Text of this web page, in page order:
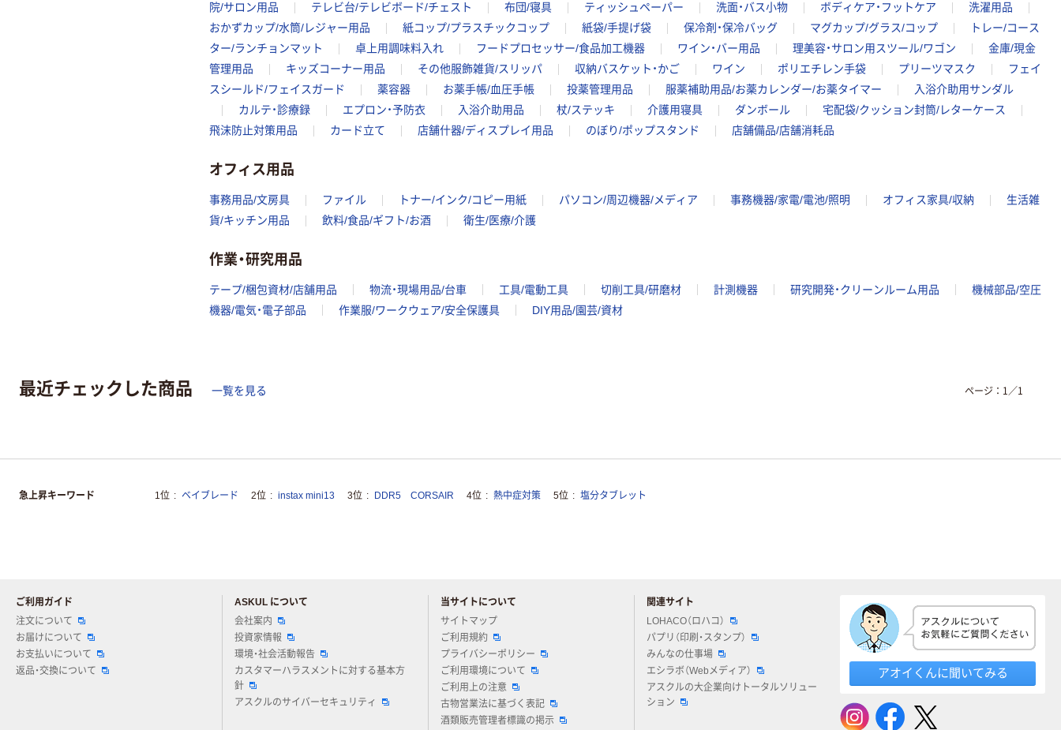
院/サロン用品
テレビ台/テレビボード/チェスト 布団/寝具 ティッシュペーパー 洗面・バス小物 ボディケア・フットケア
洗濯用品
おかずカップ/水筒/レジャー用品
紙コップ/プラスチックコップ 紙袋/手提げ袋 保冷剤・保冷バッグ マグカップ/グラス/コップ
トレー/コース
ター/ランチョンマット
卓上用調味料入れ フードプロセッサー/食品加工機器 ワイン・バー用品 理美容・サロン用スツール/ワゴン
金庫/現金
管理用品
キッズコーナー用品 その他服飾雑貨/スリッパ 収納バスケット・かご ワイン ポリエチレン手袋 プリーツマスク
フェイ
スシールド/フェイスガード
薬容器 お薬手帳/血圧手帳 投薬管理用品 服薬補助用品/お薬カレンダー/お薬タイマー
入浴介助用サンダル
カルテ・診療録
エプロン・予防衣 入浴介助用品 杖/ステッキ 介護用寝具 ダンボール
宅配袋/クッション封筒/レターケース
飛沫防止対策用品
カード立て 店舗什器/ディスプレイ用品 のぼり/ポップスタンド 店舗備品/店舗消耗品
オフィス用品
事務用品/文房具 ファイル トナー/インク/コピー用紙 パソコン/周辺機器/メディア 事務機器/家電/電池/照明 オフィス家具/収納
生活雑
貨/キッチン用品
飲料/食品/ギフト/お酒 衛生/医療/介護
作業・研究用品
テープ/梱包資材/店舗用品 物流・現場用品/台車 工具/電動工具 切削工具/研磨材 計測機器 研究開発・クリーンルーム用品
機械部品/空圧
機器/電気・電子部品
作業服/ワークウェア/安全保護具 DIY用品/園芸/資材
最近チェックした商品 一覧を見る ページ： 1 ／1
急上昇キーワード 1位 ベイブレード 2位 instax mini13 3位 DDR5 CORSAIR 4位 熱中症対策 5位 塩分タブレット
ご利用ガイド
注文について
お届けについて
お支払いについて
返品・交換について
ASKUL について
会社案内
投資家情報
環境・社会活動報告
カスタマーハラスメントに対する基本方
針
アスクルのサイバーセキュリティ
当サイトについて
サイトマップ
ご利用規約
プライバシーポリシー
ご利用環境について
ご利用上の注意
古物営業法に基づく表記
酒類販売管理者標識の掲示
関連サイト
LOHACO（ロハコ）
パプリ（印刷・スタンプ）
みんなの仕事場
エシラボ（Webメディア）
アスクルの大企業向けトータルソリュー
ション
アオイくんに聞いてみる